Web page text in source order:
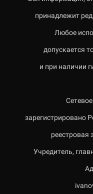
принадлежит
Любое
допускается
и при наличии
зарегистрировано
Учредитель,